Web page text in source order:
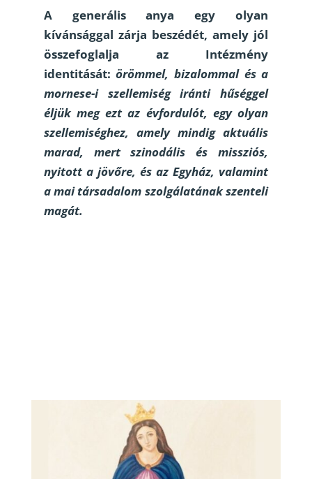
A generális anya egy olyan
kívánsággal zárja beszédét, amely jól
összefoglalja az Intézmény
identitását:örömmel, bizalommal és a
mornese-i szellemiség iránti hűséggel
éljük meg ezt az évfordulót, egy olyan
szellemiséghez, amely mindig aktuális
marad, mert szinodális és missziós,
nyitott a jövőre, és az Egyház, valamint
a mai társadalom szolgálatának szenteli
magát.